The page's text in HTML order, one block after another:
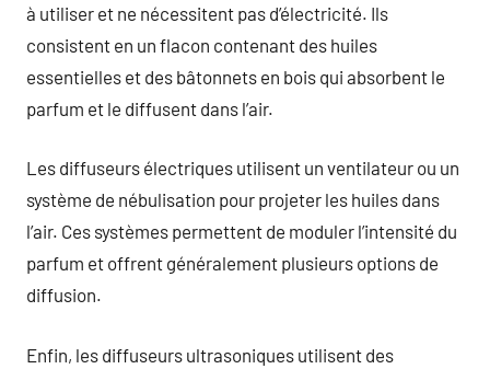
à utiliser et ne nécessitent pas d’électricité. Ils
consistent en un flacon contenant des huiles
essentielles et des bâtonnets en bois qui absorbent le
parfum et le diffusent dans l’air.
Les diffuseurs électriques utilisent un ventilateur ou un
système de nébulisation pour projeter les huiles dans
l’air. Ces systèmes permettent de moduler l’intensité du
parfum et offrent généralement plusieurs options de
diffusion.
Enfin, les diffuseurs ultrasoniques utilisent des